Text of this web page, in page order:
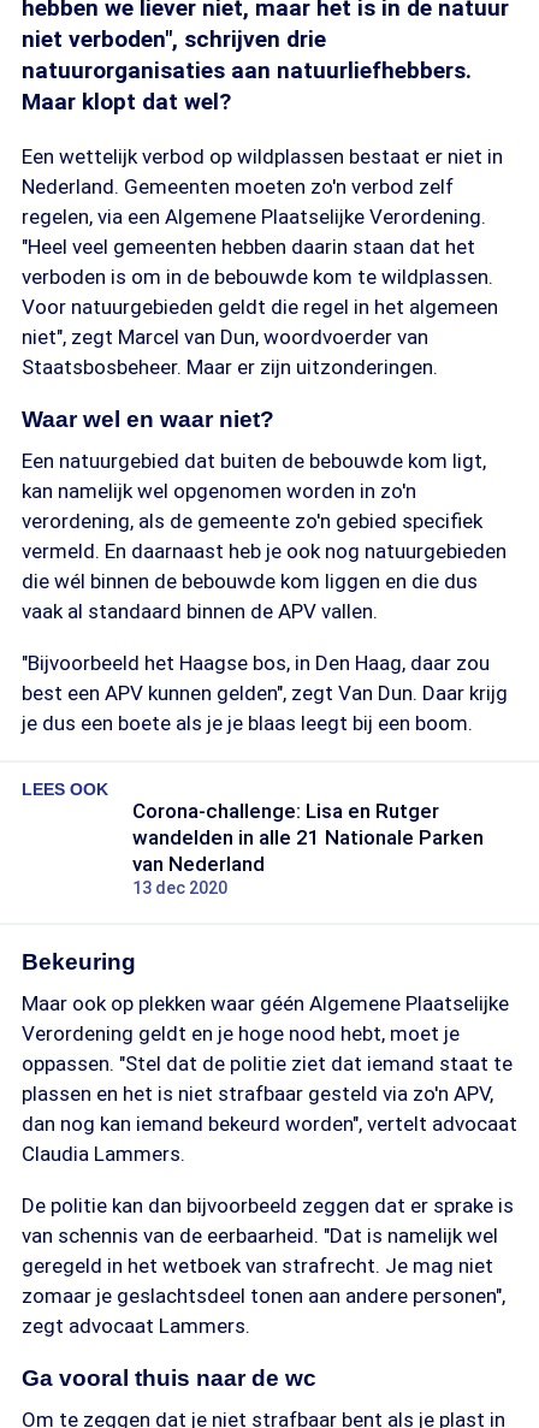
hebben we liever niet, maar het is in de natuur
niet verboden", schrijven drie
natuurorganisaties aan natuurliefhebbers.
Maar klopt dat wel?
Een wettelijk verbod op wildplassen bestaat er niet in
Nederland. Gemeenten moeten zo'n verbod zelf
regelen, via een Algemene Plaatselijke Verordening.
"Heel veel gemeenten hebben daarin staan dat het
verboden is om in de bebouwde kom te wildplassen.
Voor natuurgebieden geldt die regel in het algemeen
niet", zegt Marcel van Dun, woordvoerder van
Staatsbosbeheer. Maar er zijn uitzonderingen.
Waar wel en waar niet?
Een natuurgebied dat buiten de bebouwde kom ligt,
kan namelijk wel opgenomen worden in zo'n
verordening, als de gemeente zo'n gebied specifiek
vermeld. En daarnaast heb je ook nog natuurgebieden
die wél binnen de bebouwde kom liggen en die dus
vaak al standaard binnen de APV vallen.
"Bijvoorbeeld het Haagse bos, in Den Haag, daar zou
best een APV kunnen gelden", zegt Van Dun. Daar krijg
je dus een boete als je je blaas leegt bij een boom.
LEES OOK
Corona-challenge: Lisa en Rutger
wandelden in alle 21 Nationale Parken
van Nederland
13 dec 2020
Bekeuring
Maar ook op plekken waar géén Algemene Plaatselijke
Verordening geldt en je hoge nood hebt, moet je
oppassen. "Stel dat de politie ziet dat iemand staat te
plassen en het is niet strafbaar gesteld via zo'n APV,
dan nog kan iemand bekeurd worden", vertelt advocaat
Claudia Lammers.
De politie kan dan bijvoorbeeld zeggen dat er sprake is
van schennis van de eerbaarheid. "Dat is namelijk wel
geregeld in het wetboek van strafrecht. Je mag niet
zomaar je geslachtsdeel tonen aan andere personen",
zegt advocaat Lammers.
Ga vooral thuis naar de wc
Om te zeggen dat je niet strafbaar bent als je plast in